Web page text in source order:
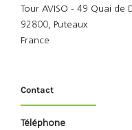
Tour AVISO - 49 Quai
92800, Puteaux
France
Contact
Téléphone